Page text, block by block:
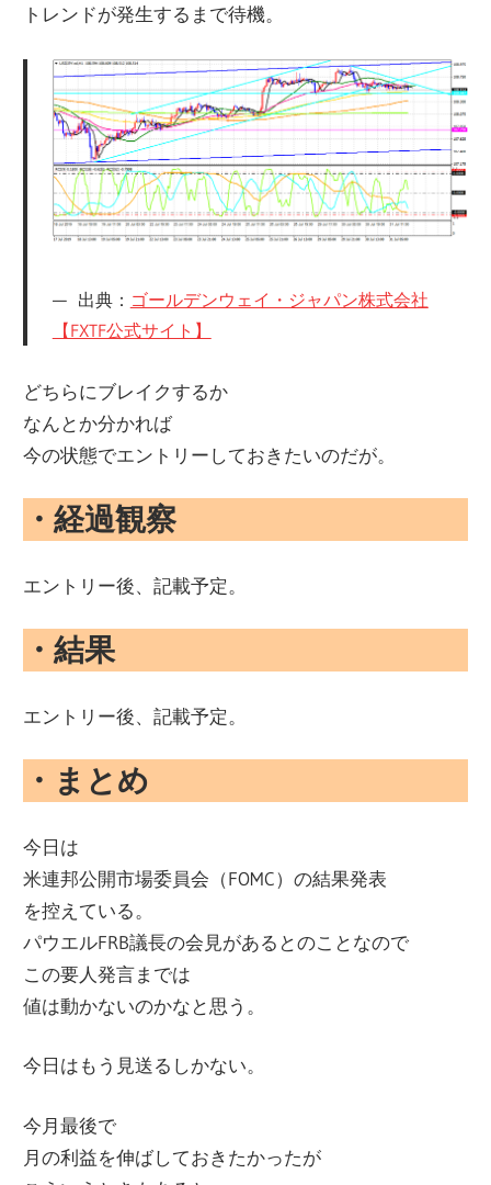
トレンドが発生するまで待機。
出典： ゴールデンウェイ・ジャパン株式会社
【FXTF公式サイト】
どちらにブレイクするか
なんとか分かれば
今の状態でエントリーしておきたいのだが。
・経過観察
エントリー後、記載予定。
・結果
エントリー後、記載予定。
・まとめ
今日は
米連邦公開市場委員会（FOMC）の結果発表
を控えている。
パウエルFRB議長の会見があるとのことなので
この要人発言までは
値は動かないのかなと思う。
今日はもう見送るしかない。
今月最後で
月の利益を伸ばしておきたかったが